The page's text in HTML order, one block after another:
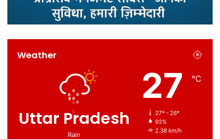
Weather
Uttar Pradesh
Rain
27 ℃
27º - 26º
92%
2.38 km/h